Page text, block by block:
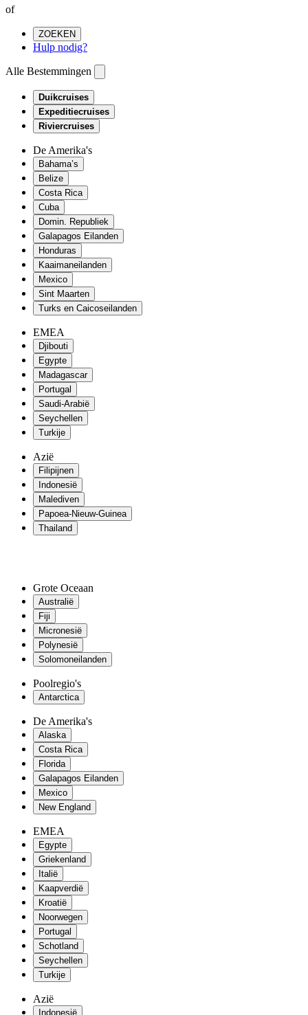
of
ZOEKEN
Hulp nodig?
Alle Bestemmingen
Duikcruises
Expeditiecruises
Riviercruises
De Amerika's
Bahama’s
Belize
Costa Rica
Cuba
Domin. Republiek
Galapagos Eilanden
Honduras
Kaaimaneilanden
Mexico
Sint Maarten
Turks en Caicoseilanden
EMEA
Djibouti
Egypte
Madagascar
Portugal
Saudi-Arabië
Seychellen
Turkije
Azië
Filipijnen
Indonesië
Malediven
Papoea-Nieuw-Guinea
Thailand
Grote Oceaan
Australië
Fiji
Micronesië
Polynesië
Solomoneilanden
Poolregio's
Antarctica
De Amerika's
Alaska
Costa Rica
Florida
Galapagos Eilanden
Mexico
New England
EMEA
Egypte
Griekenland
Italië
Kaapverdië
Kroatië
Noorwegen
Portugal
Schotland
Seychellen
Turkije
Azië
Indonesië